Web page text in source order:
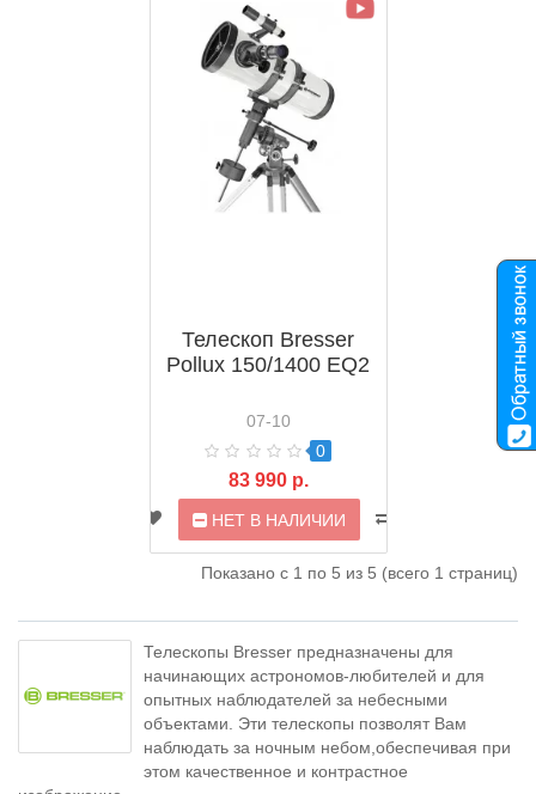
Телескоп Bresser
Pollux 150/1400 EQ2
07-10
0
83 990 р.
НЕТ В НАЛИЧИИ
Показано с 1 по 5 из 5 (всего 1 страниц)
Телескопы Bresser предназначены для
начинающих астрономов-любителей и для
опытных наблюдателей за небесными
объектами. Эти телескопы позволят Вам
наблюдать за ночным небом,обеспечивая при
этом качественное и контрастное